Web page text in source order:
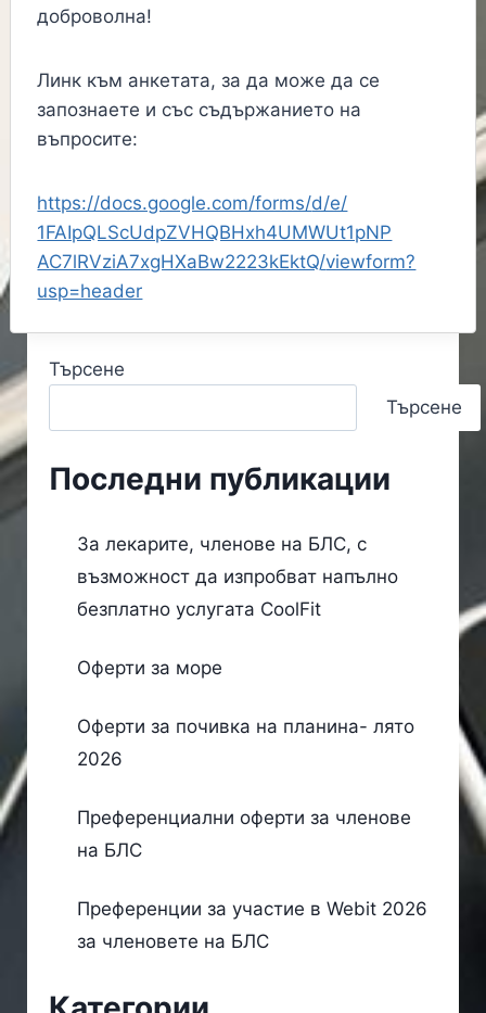
доброволна!
Линк към анкетата, за да може да се
запознаете и със съдържанието на
въпросите:
https://docs.google.com/forms/d/e/
1FAIpQLScUdpZVHQBHxh4UMWUt1pNP
AC7lRVziA7xgHXaBw2223kEktQ/viewform?
usp=header
Търсене
Търсене
Последни публикации
За лекарите, членове на БЛС, с
възможност да изпробват напълно
безплатно услугата CoolFit
Оферти за море
Оферти за почивка на планина- лято
2026
Преференциални оферти за членове
на БЛС
Преференции за участие в Webit 2026
за членовете на БЛС